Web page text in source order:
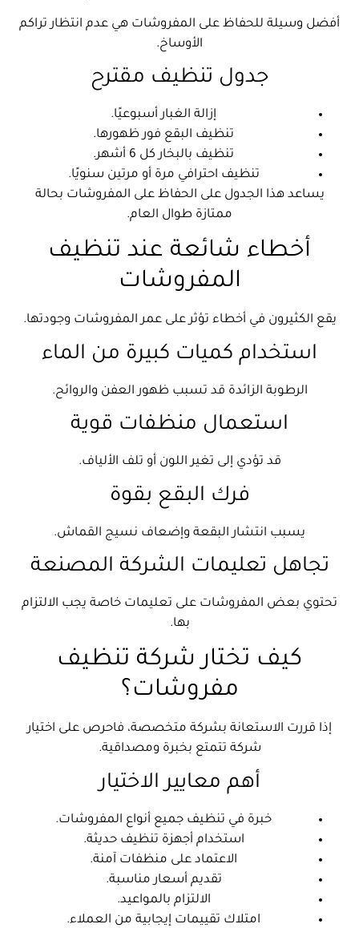
أفضل وسيلة للحفاظ على المفروشات هي عدم انتظار تراكم
الأوساخ.
جدول تنظيف مقترح
إزالة الغبار أسبوعيًا.
تنظيف البقع فور ظهورها.
تنظيف بالبخار كل 6 أشهر.
تنظيف احترافي مرة أو مرتين سنويًا.
يساعد هذا الجدول على الحفاظ على المفروشات بحالة
ممتازة طوال العام.
أخطاء شائعة عند تنظيف
المفروشات
يقع الكثيرون في أخطاء تؤثر على عمر المفروشات وجودتها.
استخدام كميات كبيرة من الماء
الرطوبة الزائدة قد تسبب ظهور العفن والروائح.
استعمال منظفات قوية
قد تؤدي إلى تغير اللون أو تلف الألياف.
فرك البقع بقوة
يسبب انتشار البقعة وإضعاف نسيج القماش.
تجاهل تعليمات الشركة المصنعة
تحتوي بعض المفروشات على تعليمات خاصة يجب الالتزام
بها.
كيف تختار شركة تنظيف
مفروشات؟
إذا قررت الاستعانة بشركة متخصصة، فاحرص على اختيار
شركة تتمتع بخبرة ومصداقية.
أهم معايير الاختيار
خبرة في تنظيف جميع أنواع المفروشات.
استخدام أجهزة تنظيف حديثة.
الاعتماد على منظفات آمنة.
تقديم أسعار مناسبة.
الالتزام بالمواعيد.
امتلاك تقييمات إيجابية من العملاء.